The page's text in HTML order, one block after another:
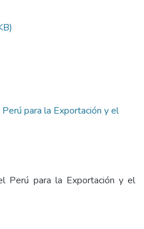
para la Exportación y el
Perú para la Exportación y el